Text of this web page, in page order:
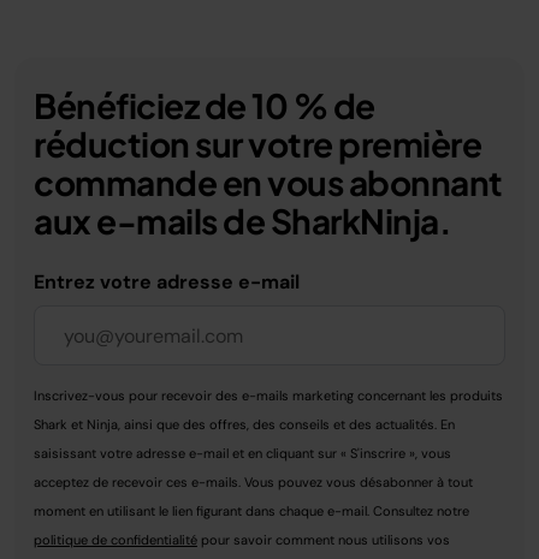
Bénéficiez de 10 % de
réduction sur votre première
commande en vous abonnant
aux e-mails de SharkNinja.
Entrez votre adresse e-mail
Inscrivez-vous pour recevoir des e-mails marketing concernant les produits
Shark et Ninja, ainsi que des offres, des conseils et des actualités. En
saisissant votre adresse e-mail et en cliquant sur « S'inscrire », vous
acceptez de recevoir ces e-mails. Vous pouvez vous désabonner à tout
moment en utilisant le lien figurant dans chaque e-mail. Consultez notre
politique de confidentialité pour savoir comment nous utilisons vos